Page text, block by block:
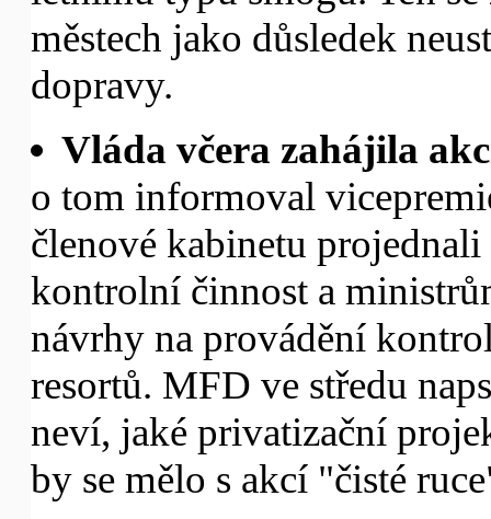
městech jako důsledek
dopravy.
Vláda včera zahájila
o tom informoval
členové kabinetu
kontrolní činnost a
návrhy na provádění
resortů. MFD ve středu
neví, jaké privatizační
by se mělo s akcí "čisté